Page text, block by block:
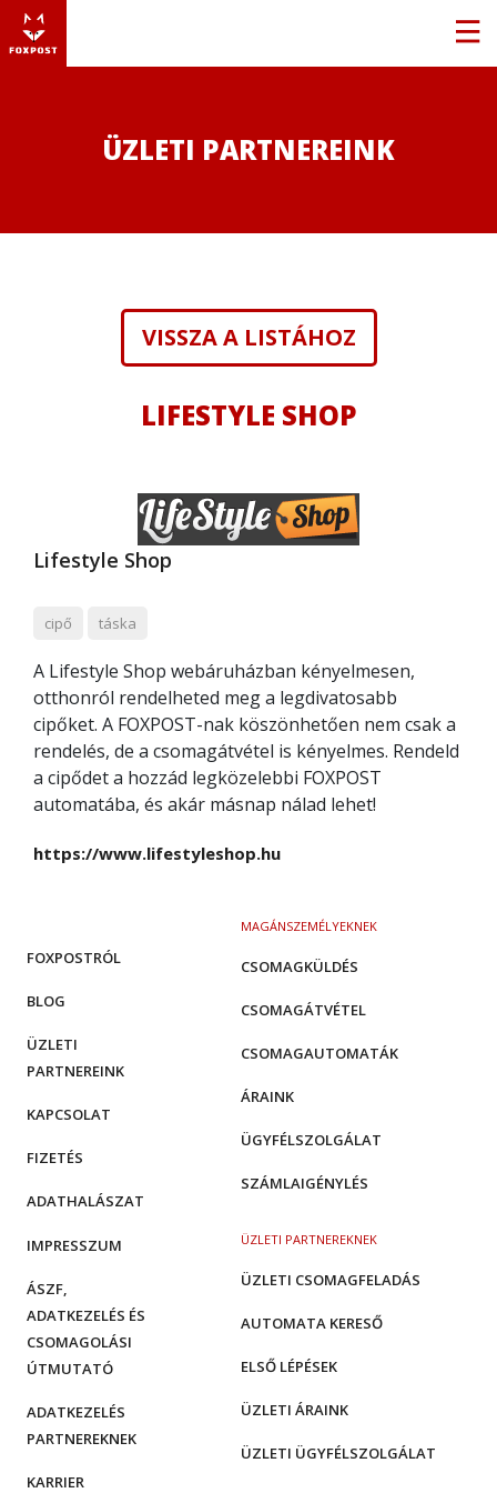
ÜZLETI PARTNEREINK
VISSZA A LISTÁHOZ
LIFESTYLE SHOP
Lifestyle Shop
cipő táska
A Lifestyle Shop webáruházban kényelmesen,
otthonról rendelheted meg a legdivatosabb
cipőket. A FOXPOST-nak köszönhetően nem csak a
rendelés, de a csomagátvétel is kényelmes. Rendeld
a cipődet a hozzád legközelebbi FOXPOST
automatába, és akár másnap nálad lehet!
https://www.lifestyleshop.hu
MAGÁNSZEMÉLYEKNEK
CSOMAGKÜLDÉS
CSOMAGÁTVÉTEL
CSOMAGAUTOMATÁK
ÁRAINK
ÜGYFÉLSZOLGÁLAT
SZÁMLAIGÉNYLÉS
ÜZLETI PARTNEREKNEK
ÜZLETI CSOMAGFELADÁS
AUTOMATA KERESŐ
ELSŐ LÉPÉSEK
ÜZLETI ÁRAINK
ÜZLETI ÜGYFÉLSZOLGÁLAT
FOXPOSTRÓL
BLOG
ÜZLETI
PARTNEREINK
KAPCSOLAT
FIZETÉS
ADATHALÁSZAT
IMPRESSZUM
ÁSZF,
ADATKEZELÉS ÉS
CSOMAGOLÁSI
ÚTMUTATÓ
ADATKEZELÉS
PARTNEREKNEK
KARRIER